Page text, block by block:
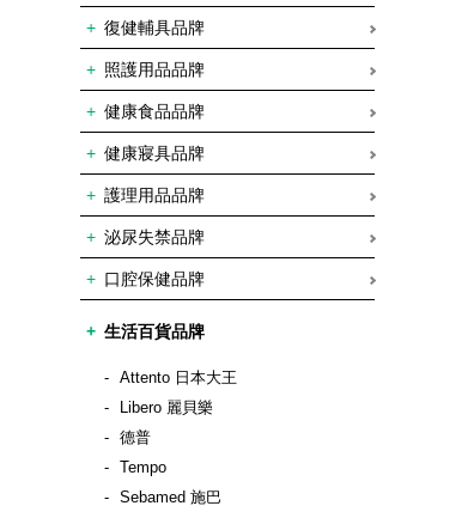
復健輔具品牌
照護用品品牌
健康食品品牌
健康寢具品牌
護理用品品牌
泌尿失禁品牌
口腔保健品牌
生活百貨品牌
Attento 日本大王
Libero 麗貝樂
德普
Tempo
Sebamed 施巴